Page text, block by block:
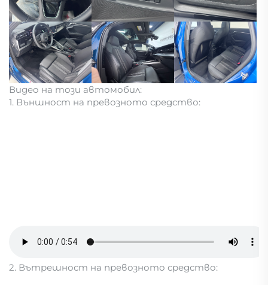
Видео на този автомобил:
1. Външност на превозното средство:
2. Вътрешност на превозното средство: